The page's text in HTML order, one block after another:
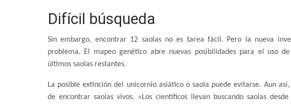
Difícil búsqueda
Sin embargo, encontrar 12 saolas no es tarea fácil. Pero la nueva
problema. El mapeo genético abre nuevas posibilidades para el uso
últimos saolas restantes.
La posible extinción del unicornio asiático o saola puede evitarse. Aun
de encontrar saolas vivos. «Los científicos llevan buscando saolas